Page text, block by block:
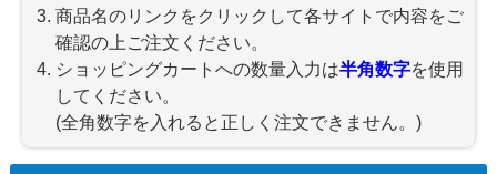
商品名のリンクをクリックして各サイトで内容をご
確認の上ご注文ください。
ショッピングカートへの数量入力は半角数字を使用
してください。
(全角数字を入れると正しく注文できません。)